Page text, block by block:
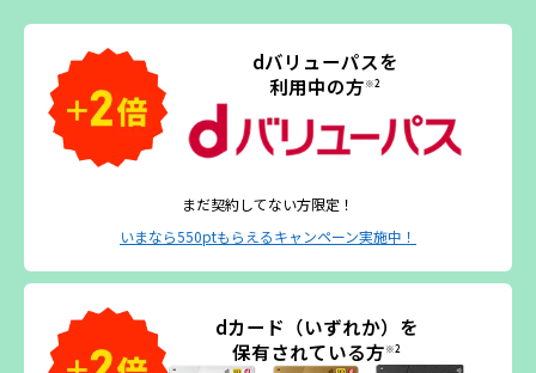
dバリューパスを
利用中の方※2
まだ契約してない方限定！
いまなら550ptもらえるキャンペーン実施中！
dカード（いずれか）を
保有されている方※2